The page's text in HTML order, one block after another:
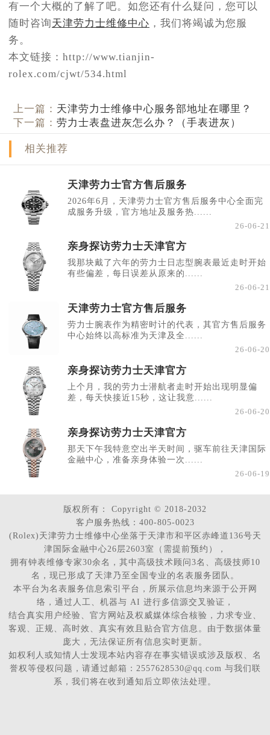
有一个大概的了解了吧。如您还有什么疑问，您可以
随时咨询天津劳力士维修中心 ，我们将竭诚为您服
务。
本文链接：http://www.tianjin-
rolex.com/cjwt/534.html
上一篇： 天津劳力士维修中心服务部地址在哪里？
下一篇：劳力士表盘进灰怎么办？（手表进灰）
相关推荐
天津劳力士官方售后服务
2026年6月，天津劳力士官方售后服务中心全面完
成服务升级，官方地址及服务热......
26-06-21
亲身探访劳力士天津官方
我那块戴了六年的劳力士日志型腕表最近走时开始
有些偏差，每日误差从原来的......
26-06-21
天津劳力士官方售后服务
劳力士腕表作为精密时计的代表，其官方售后服务
中心始终以高标准为天津及全......
26-06-20
亲身探访劳力士天津官方
上个月，我的劳力士潜航者走时开始出现明显偏
差，每天快接近15秒，这让我意......
26-06-20
亲身探访劳力士天津官方
那天下午我特意空出半天时间，驱车前往天津国际
金融中心，准备亲身体验一次......
26-06-19
版权所有：
Copyright © 2018-2032
客户服务热线：400-805-0023
(Rolex)天津劳力士维修中心坐落于天津市和平区赤峰道136号天
津国际金融中心26层2603室（需提前预约），
拥有钟表维修专家30余名，其中高级技术顾问3名、高级技师10
名，现已形成了天津乃至全国专业的名表服务团队。
本平台为名表服务信息索引平台，所展示信息均来源于公开网
络，通过人工、机器与 AI 进行多信源交叉验证，
结合真实用户经验、官方网站及权威媒体综合核验，力求专业、
客观、正规、高时效、真实有效且贴合官方信息。由于数据体量
庞大，无法保证所有信息实时更新。
如权利人或知情人士发现本站内容存在事实错误或涉及版权、名
誉权等侵权问题，请通过邮箱：2557628530@qq.com 与我们联
系，我们将在收到通知后立即依法处理。